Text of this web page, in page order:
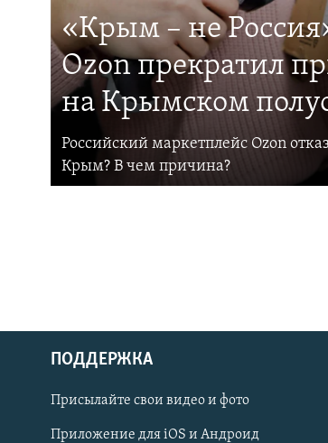
Українською
Qırımtatar
«Крым – не
Ozon прекратил
на Крымском
Российский маркетплейс Ozon
Крым? В чем причина?
ПОДДЕРЖКА
Присылайте свои видео и фото
Приложение для iOS и Андроид